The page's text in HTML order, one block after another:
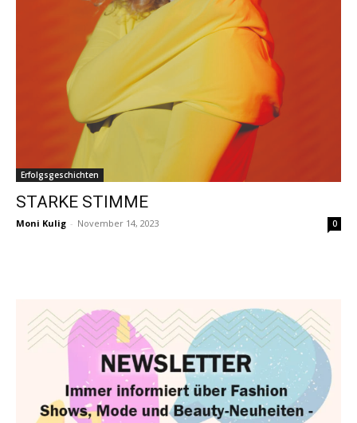
Erfolgsgeschichten
STARKE STIMME
Moni Kulig - November 14, 2023 0